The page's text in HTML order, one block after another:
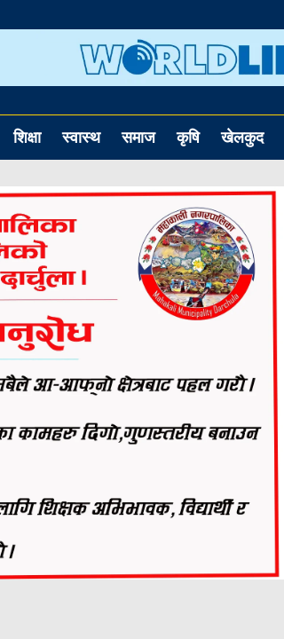
शिक्षा स्वास्थ समाज कृषि खेलकुद